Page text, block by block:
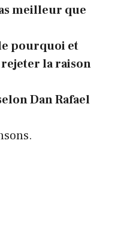
meilleur que
pourquoi et
la raison
Dan Rafael